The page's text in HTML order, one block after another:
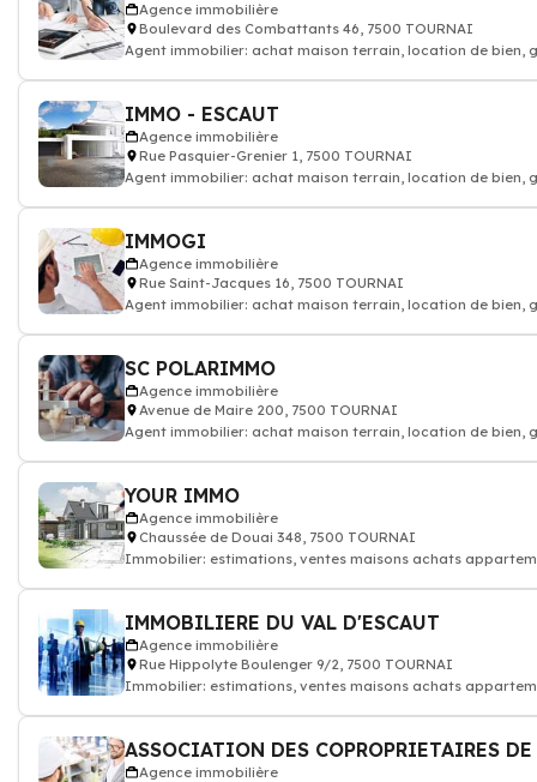
Agence immobilière
Boulevard des Combattants 46, 7500 TOURNAI
Agent immobilier: achat maison terrain, location de bien,
IMMO - ESCAUT
Agence immobilière
Rue Pasquier-Grenier 1, 7500 TOURNAI
Agent immobilier: achat maison terrain, location de bien,
IMMOGI
Agence immobilière
Rue Saint-Jacques 16, 7500 TOURNAI
Agent immobilier: achat maison terrain, location de bien,
SC POLARIMMO
Agence immobilière
Avenue de Maire 200, 7500 TOURNAI
Agent immobilier: achat maison terrain, location de bien,
YOUR IMMO
Agence immobilière
Chaussée de Douai 348, 7500 TOURNAI
Immobilier: estimations, ventes maisons achats
IMMOBILIERE DU VAL D'ESCAUT
Agence immobilière
Rue Hippolyte Boulenger 9/2, 7500 TOURNAI
Immobilier: estimations, ventes maisons achats
Agence immobilière